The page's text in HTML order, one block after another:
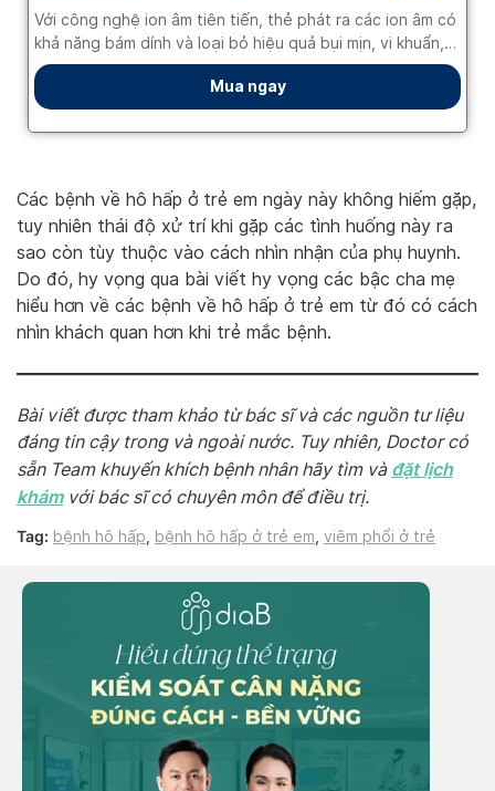
Các bệnh về hô hấp ở trẻ em ngày này không hiếm gặp,
tuy nhiên thái độ xử trí khi gặp các tình huống này ra
sao còn tùy thuộc vào cách nhìn nhận của phụ huynh.
Do đó, hy vọng qua bài viết hy vọng các bậc cha mẹ
hiểu hơn về các bệnh về hô hấp ở trẻ em từ đó có cách
nhìn khách quan hơn khi trẻ mắc bệnh.
Bài viết được tham khảo từ bác sĩ và các nguồn tư liệu
đáng tin cậy trong và ngoài nước. Tuy nhiên, Doctor có
sẵn Team khuyến khích bệnh nhân hãy tìm và đặt lịch
khámvới bác sĩ có chuyên môn để điều trị.
Tag: bệnh hô hấp, bệnh hô hấp ở trẻ em, viêm phổi ở trẻ